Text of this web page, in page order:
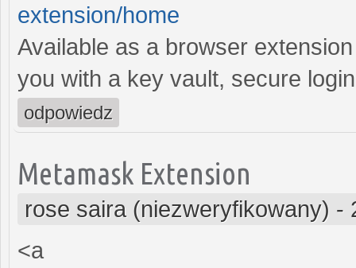
extension/home
Available as a browser
you with a key vault, secure
odpowiedz
Metamask Extension
rose saira (niezweryfikowany) -
<a